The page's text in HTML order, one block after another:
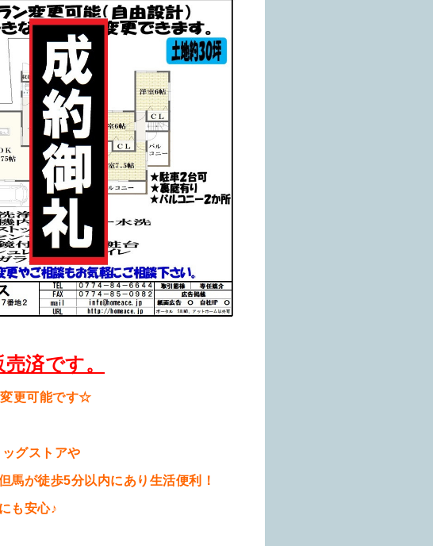
済です。
更可能です☆
グストアや
馬が徒歩5分以内にあり生活便利！
も安心♪